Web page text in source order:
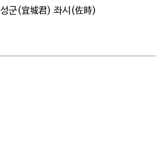
군(宜城君) 좌시(佐時)